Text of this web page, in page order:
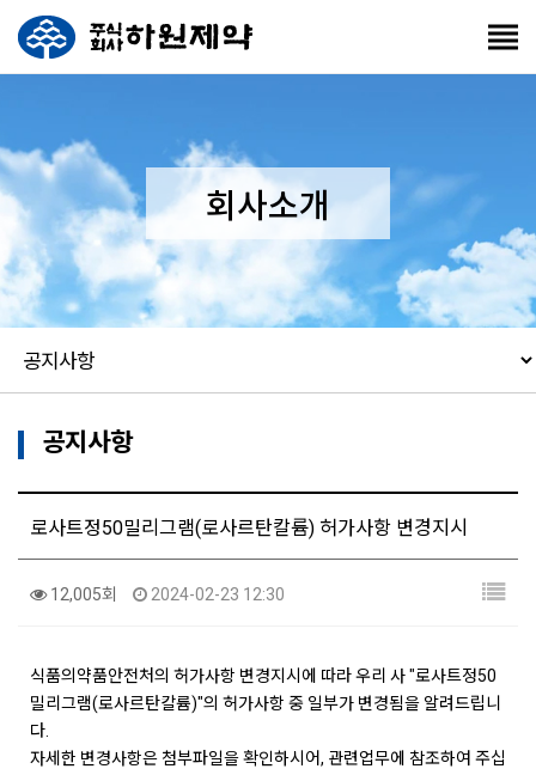
회사소개
공지사항
로사트정50밀리그램(로사르탄칼륨) 허가사항 변경지시
12,005회 2024-02-23 12:30
식품의약품안전처의 허가사항 변경지시에 따라 우리 사 "로사트정50
밀리그램(로사르탄칼륨)"의 허가사항 중 일부가 변경됨을 알려드립니
다.
자세한 변경사항은 첨부파일을 확인하시어, 관련업무에 참조하여 주십